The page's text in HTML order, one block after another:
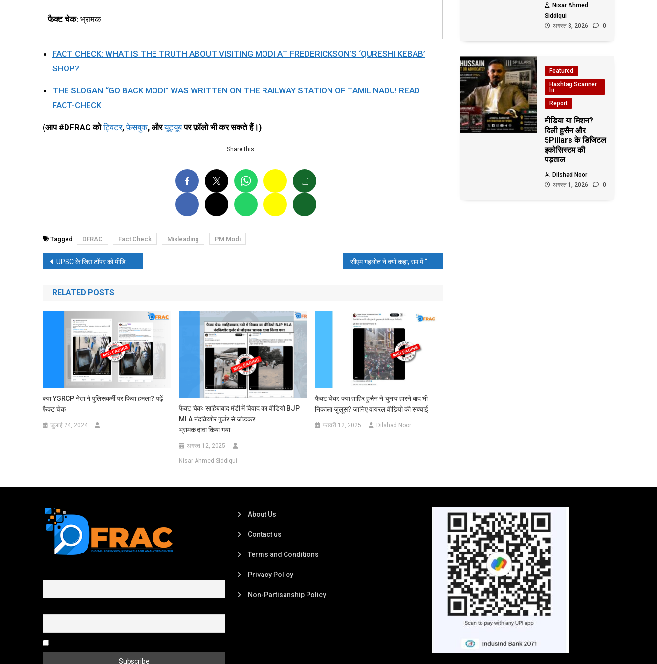
फैक्ट चेक: भ्रामक
FACT CHECK: WHAT IS THE TRUTH ABOUT VISITING MODI AT FREDERICKSON’S ‘QURESHI KEBAB’
SHOP?
THE SLOGAN “GO BACK MODI” WAS WRITTEN ON THE RAILWAY STATION OF TAMIL NADU! READ
FACT-CHECK
(आप #DFRAC कोट्विटर,फ़ेसबुक, औरयूट्यूब पर फ़ॉलो भी कर सकते हैं।)
Share this…
Tagged DFRAC Fact Check Misleading PM Modi
पोस्ट
नेविगेशन
UPSC के जिस टॉपर को मीडिया ने समझा महिला, वो हैं पुरुष, पढ़ें- फैक्ट चेक
RELATED POSTS
क्या YSRCP नेता ने पुलिसकर्मी पर किया हमला? पढ़ें
फैक्ट चेक
जुलाई 24, 2024
फैक्ट चेकः साहिबाबाद मंडी में विवाद का वीडियो BJP
MLA नंदकिशोर गुर्जर से जोड़कर
भ्रामक दावा किया गया
अगस्त 12, 2025
Nisar Ahmed Siddiqui
फैक्ट चेक: क्या ताहिर हुसैन ने चुनाव हारने बाद भी
निकाला जुलूस? जानिए वायरल वीडियो की सच्चाई
फ़रवरी 12, 2025 Dilshad Noor
Nisar Ahmed
Siddiqui
अगस्त 3, 2026
0
Featured
Hashtag Scanner
hi
Report
मीडिया या मिशन?
दिली हुसैन और
5Pillars के डिजिटल
इकोसिस्टम की
पड़ताल
Dilshad Noor
अगस्त 1, 2026
0
About Us
Contact us
Terms and Conditions
Privacy Policy
Non-Partisanship Policy